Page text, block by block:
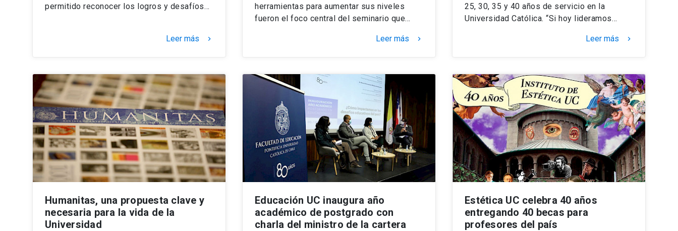
permitido reconocer los logros y desafíos…
Leer más keyboard_arrow_right
herramientas para aumentar sus niveles
fueron el foco central del seminario que…
Leer más keyboard_arrow_right
25, 30, 35 y 40 años de servicio en la
Universidad Católica. “Si hoy lideramos…
Leer más keyboard_arrow_right
Humanitas, una propuesta clave y
necesaria para la vida de la
Universidad
Educación UC inaugura año
académico de postgrado con
charla del ministro de la cartera
Estética UC celebra 40 años
entregando 40 becas para
profesores del país